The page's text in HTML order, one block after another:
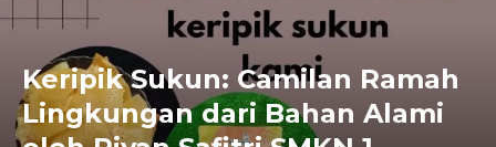
Keripik Sukun: Camilan Ramah
Lingkungan dari Bahan Alami